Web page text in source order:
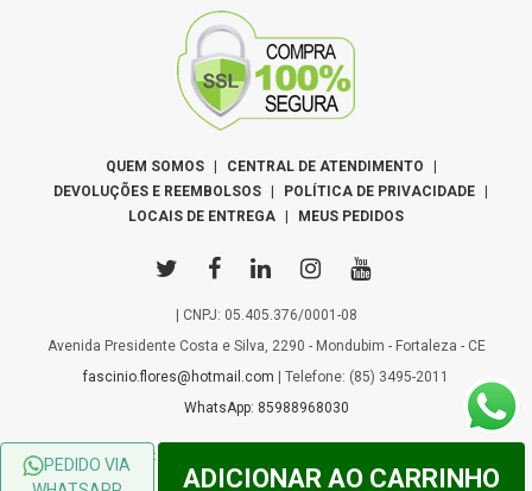
PEDIDO VIA
ADICIONAR AO CARRINHO
QUEM SOMOS CENTRAL DE ATENDIMENTO
DEVOLUÇÕES E REEMBOLSOS
POLÍTICA DE PRIVACIDADE
LOCAIS DE ENTREGA
MEUS PEDIDOS
| CNPJ: 05.405.376/0001-08
Avenida Presidente Costa e Silva, 2290 - Mondubim - Fortaleza - CE
fascinio.flores@hotmail.com | Telefone: (85) 3495-2011
WhatsApp: 85988968030
© 2026 - Copyright Â© Todos os Direitos Reservados - Desenvolvido por
WebFlower